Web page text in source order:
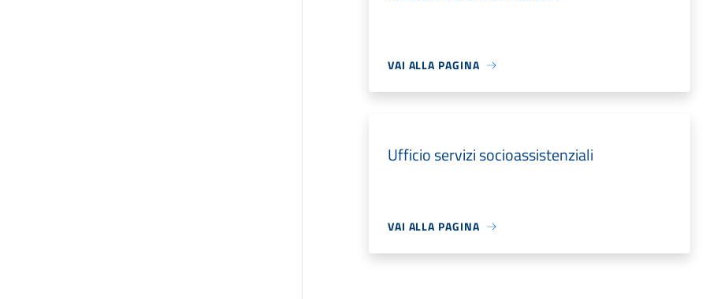
VAI ALLA PAGINA
Ufficio servizi socioassistenziali
VAI ALLA PAGINA